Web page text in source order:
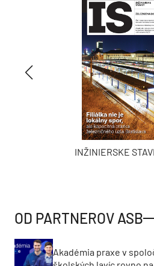
INŽINIERSKE
OD PARTNEROV ASB
Akadémia praxe v